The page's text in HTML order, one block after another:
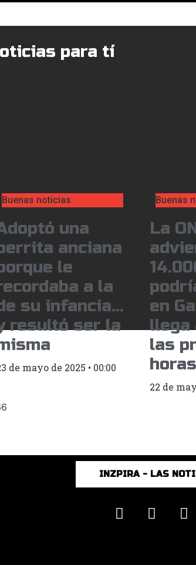
para tí
Buenas noticias
una
anciana
le
a la
su infancia…
resultó ser la
de mayo de 2025 00:00
Buenas
La
en
llega
las
horas
22 de
INZPIRA - LAS